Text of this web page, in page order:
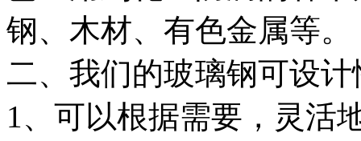
钢、木材、有色金属等。
二、我们的玻璃钢可设计
1、可以根据需要，灵活